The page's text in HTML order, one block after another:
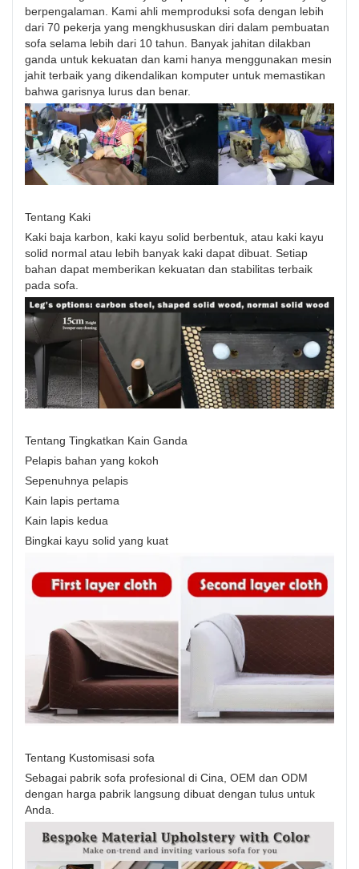
berpengalaman. Kami ahli memproduksi sofa dengan lebih
dari 70 pekerja yang mengkhususkan diri dalam pembuatan
sofa selama lebih dari 10 tahun. Banyak jahitan dilakban
ganda untuk kekuatan dan kami hanya menggunakan mesin
jahit terbaik yang dikendalikan komputer untuk memastikan
bahwa garisnya lurus dan benar.
Tentang Kaki
Kaki baja karbon, kaki kayu solid berbentuk, atau kaki kayu
solid normal atau lebih banyak kaki dapat dibuat. Setiap
bahan dapat memberikan kekuatan dan stabilitas terbaik
pada sofa.
Tentang Tingkatkan Kain Ganda
Pelapis bahan yang kokoh
Sepenuhnya pelapis
Kain lapis pertama
Kain lapis kedua
Bingkai kayu solid yang kuat
Tentang Kustomisasi sofa
Sebagai pabrik sofa profesional di Cina, OEM dan ODM
dengan harga pabrik langsung dibuat dengan tulus untuk
Anda.